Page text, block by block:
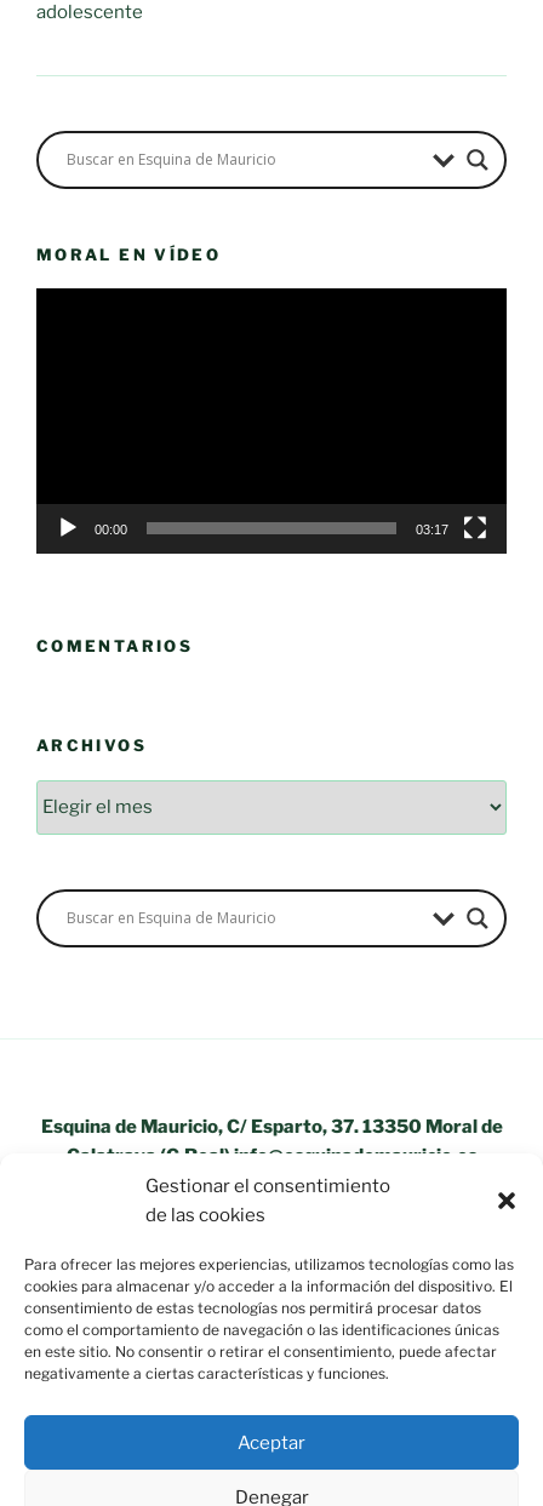
Gestionar el consentimiento
de las cookies
Para ofrecer las mejores experiencias, utilizamos tecnologías como las
cookies para almacenar y/o acceder a la información del dispositivo. El
consentimiento de estas tecnologías nos permitirá procesar datos
como el comportamiento de navegación o las identificaciones únicas
en este sitio. No consentir o retirar el consentimiento, puede afectar
negativamente a ciertas características y funciones.
Aceptar
Denegar
adolescente
MORAL EN VÍDEO
00:00 03:17
COMENTARIOS
ARCHIVOS
Archivos
Esquina de Mauricio, C/ Esparto, 37. 13350 Moral de
Calatrava (C.Real) info@esquinademauricio.es
«Aviso Legal»